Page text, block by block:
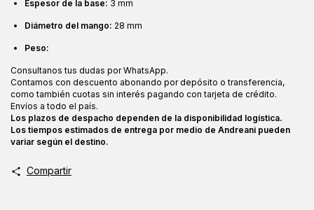
Espesor de la base: 3 mm
Diámetro del mango: 28 mm
Peso:
Consultanos tus dudas por WhatsApp.
Contamos con descuento abonando por depósito o transferencia,
como también cuotas sin interés pagando con tarjeta de crédito.
Envíos a todo el país.
Los plazos de despacho dependen de la disponibilidad logística.
Los tiempos estimados de entrega por medio de Andreani pueden
variar según el destino.
Compartir